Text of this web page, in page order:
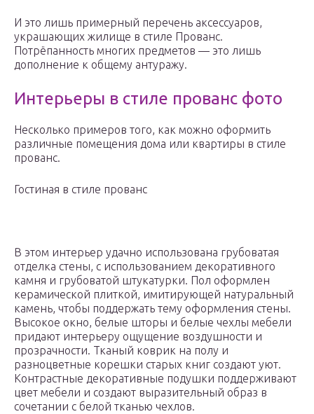
И это лишь примерный перечень аксессуаров,
украшающих жилище в стиле Прованс.
Потрёпанность многих предметов — это лишь
дополнение к общему антуражу.
Интерьеры в стиле прованс фото
Несколько примеров того, как можно оформить
различные помещения дома или квартиры в стиле
прованс.
Гостиная в стиле прованс
В этом интерьер удачно использована грубоватая
отделка стены, с использованием декоративного
камня и грубоватой штукатурки. Пол оформлен
керамической плиткой, имитирующей натуральный
камень, чтобы поддержать тему оформления стены.
Высокое окно, белые шторы и белые чехлы мебели
придают интерьеру ощущение воздушности и
прозрачности. Тканый коврик на полу и
разноцветные корешки старых книг создают уют.
Контрастные декоративные подушки поддерживают
цвет мебели и создают выразительный образ в
сочетании с белой тканью чехлов.